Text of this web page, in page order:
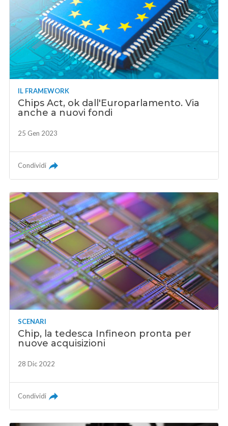
IL FRAMEWORK
Chips Act, ok dall'Europarlamento. Via
anche a nuovi fondi
25 Gen 2023
Condividi
SCENARI
Chip, la tedesca Infineon pronta per
nuove acquisizioni
28 Dic 2022
Condividi